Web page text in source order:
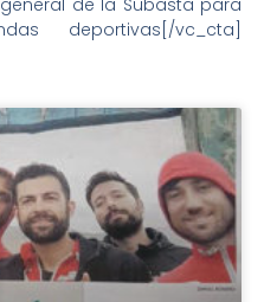
deportivas[/vc_cta]